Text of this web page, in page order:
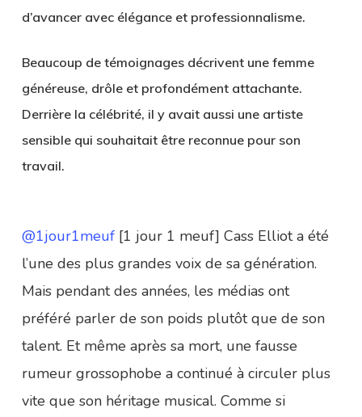
d’avancer avec élégance et professionnalisme.
Beaucoup de témoignages décrivent une femme
généreuse, drôle et profondément attachante.
Derrière la célébrité, il y avait aussi une artiste
sensible qui souhaitait être reconnue pour son
travail.
@1jour1meuf[1 jour 1 meuf] Cass Elliot a été
l’une des plus grandes voix de sa génération.
Mais pendant des années, les médias ont
préféré parler de son poids plutôt que de son
talent. Et même après sa mort, une fausse
rumeur grossophobe a continué à circuler plus
vite que son héritage musical. Comme si